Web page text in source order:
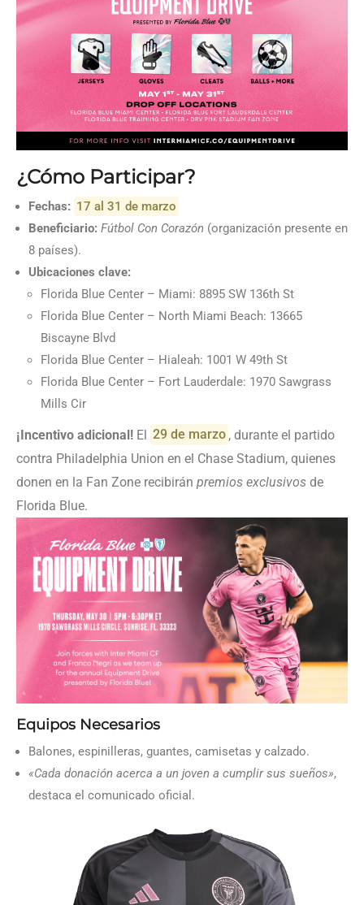
¿Cómo Participar?
Fechas: 17 al 31 de marzo
Beneficiario: Fútbol Con Corazón (organización presente en
8 países).
Ubicaciones clave:
Florida Blue Center – Miami: 8895 SW 136th St
Florida Blue Center – North Miami Beach: 13665
Biscayne Blvd
Florida Blue Center – Hialeah: 1001 W 49th St
Florida Blue Center – Fort Lauderdale: 1970 Sawgrass
Mills Cir
¡Incentivo adicional! El 29 de marzo , durante el partido
contra Philadelphia Union en el Chase Stadium, quienes
donen en la Fan Zone recibirán premios exclusivos de
Florida Blue.
Equipos Necesarios
Balones, espinilleras, guantes, camisetas y calzado.
«Cada donación acerca a un joven a cumplir sus sueños»,
destaca el comunicado oficial.